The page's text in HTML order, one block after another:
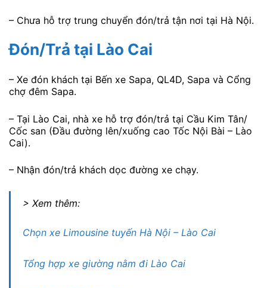
– Chưa hỗ trợ trung chuyển đón/trả tận nơi tại Hà Nội.
Đón/Trả tại Lào Cai
– Xe đón khách tại Bến xe Sapa, QL4D, Sapa và Cổng
chợ đêm Sapa.
– Tại Lào Cai, nhà xe hỗ trợ đón/trả tại Cầu Kim Tân/
Cốc san (Đầu đường lên/xuống cao Tốc Nội Bài – Lào
Cai).
– Nhận đón/trả khách dọc đường xe chạy.
> Xem thêm:
Chọn xe Limousine tuyến Hà Nội – Lào Cai
Tổng hợp xe giường nằm đi Lào Cai